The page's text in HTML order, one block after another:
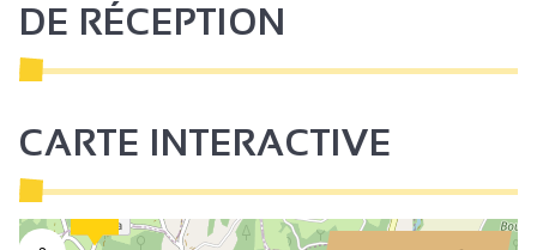
DE RÉCEPTION
CARTE INTERACTIVE